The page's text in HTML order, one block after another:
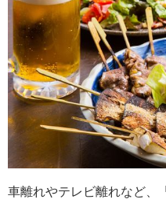
車離れやテレビ離れなど、